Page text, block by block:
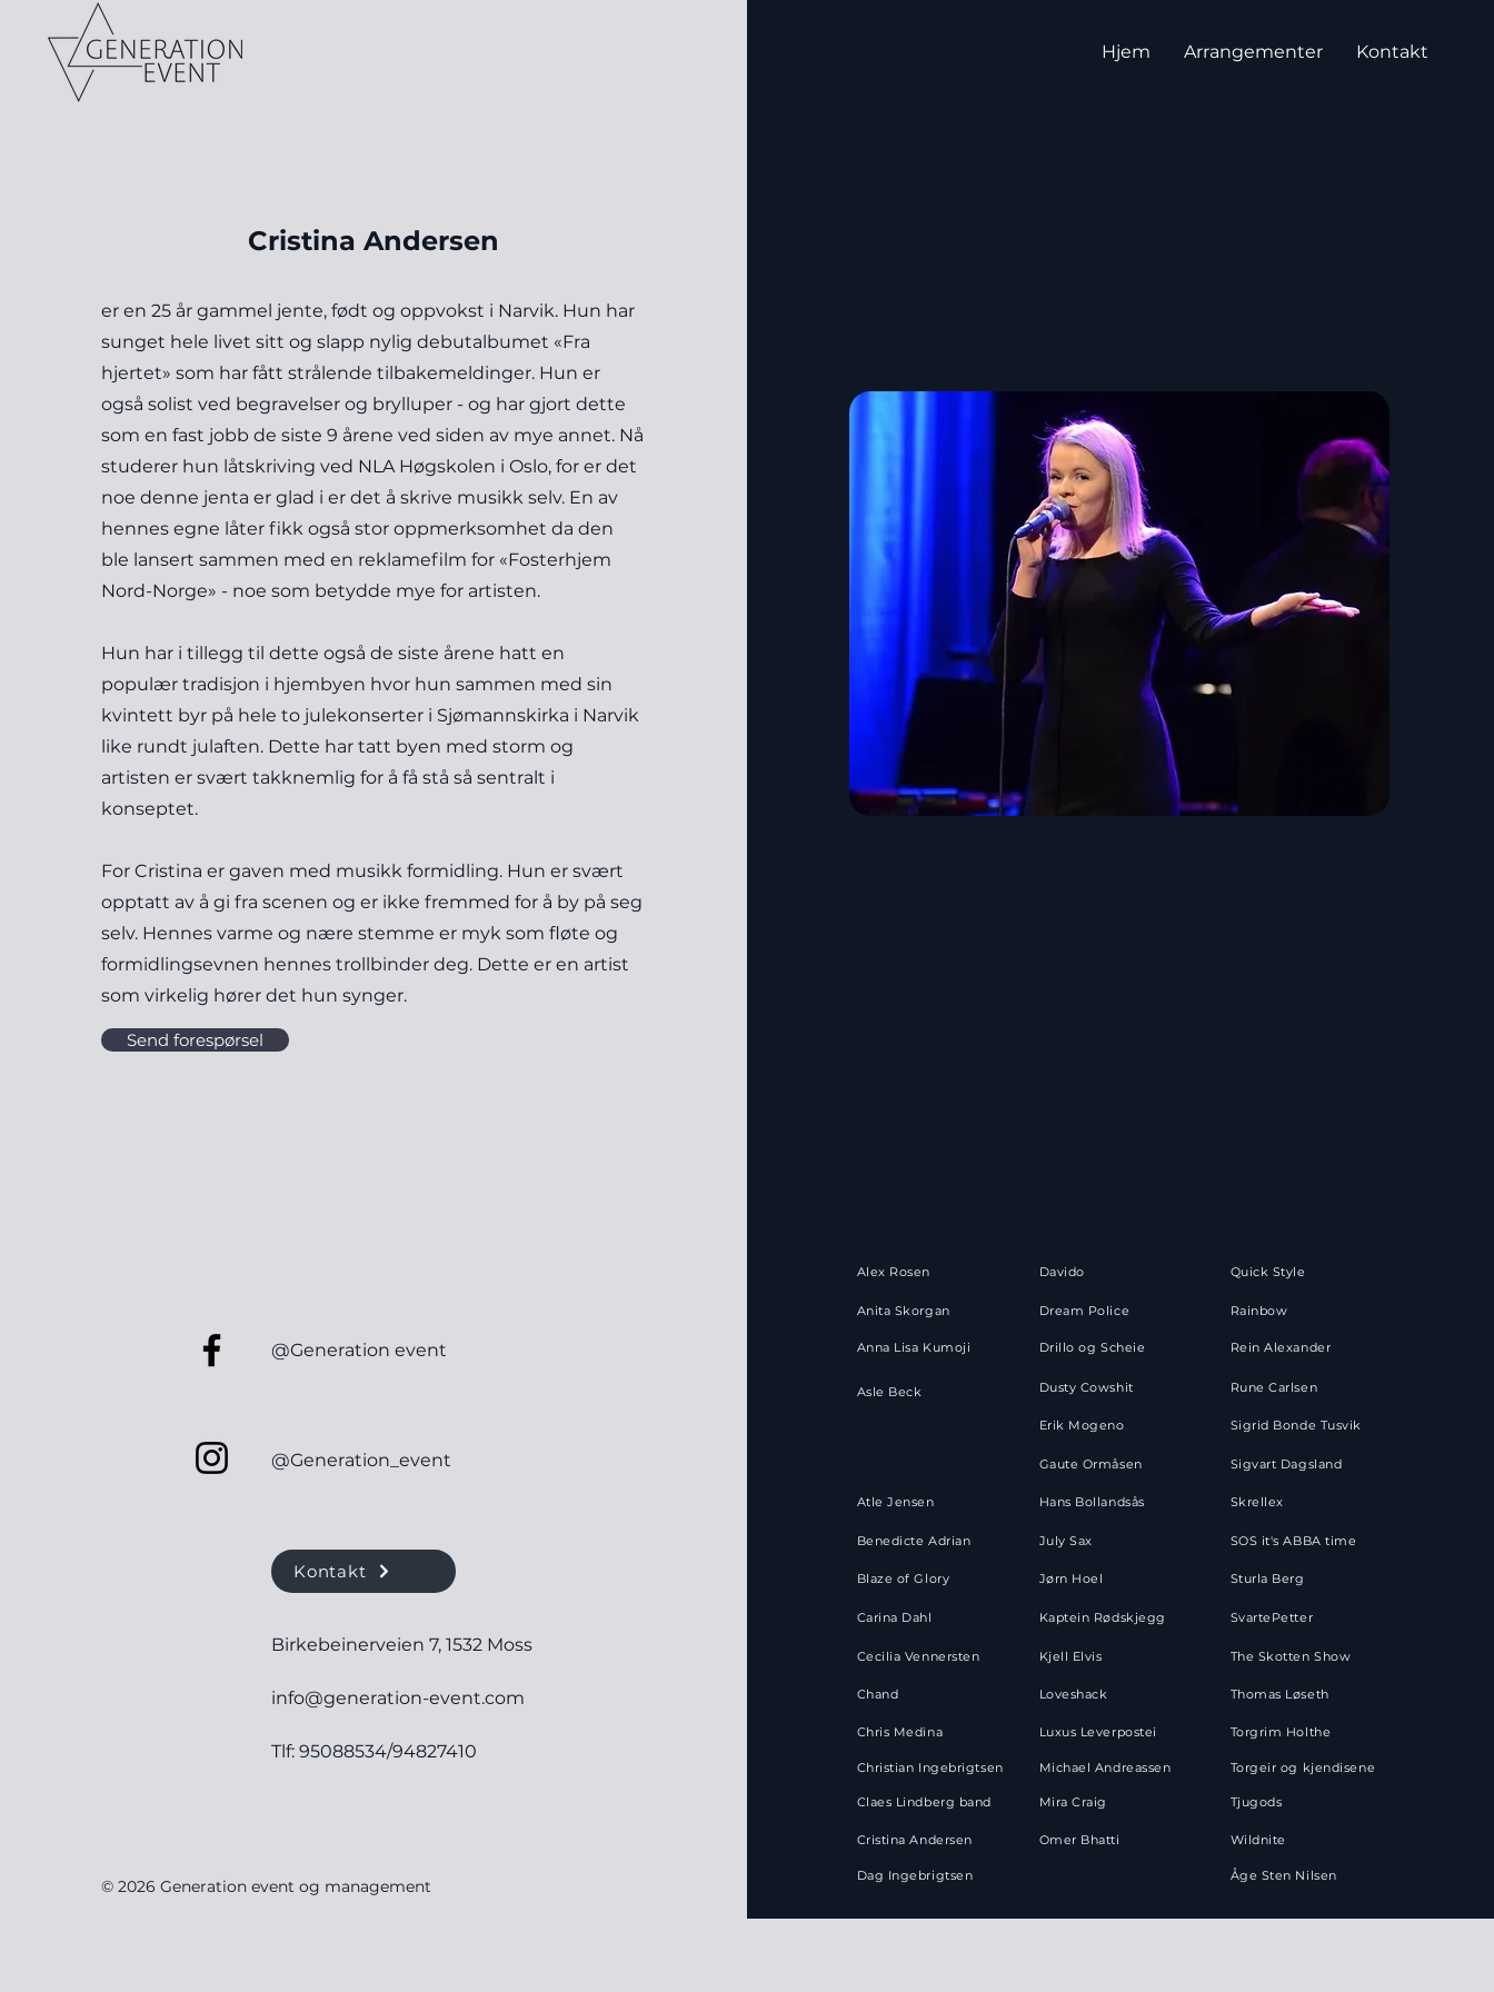
Hjem Arrangementer Kontakt
Cristina Andersen
er en 25 år gammel jente, født og oppvokst i Narvik. Hun har
sunget hele livet sitt og slapp nylig debutalbumet «Fra
hjertet» som har fått strålende tilbakemeldinger. Hun er
også solist ved begravelser og brylluper - og har gjort dette
som en fast jobb de siste 9 årene ved siden av mye annet. Nå
studerer hun låtskriving ved NLA Høgskolen i Oslo, for er det
noe denne jenta er glad i er det å skrive musikk selv. En av
hennes egne låter fikk også stor oppmerksomhet da den
ble lansert sammen med en reklamefilm for «Fosterhjem
Nord-Norge» - noe som betydde mye for artisten.
Hun har i tillegg til dette også de siste årene hatt en
populær tradisjon i hjembyen hvor hun sammen med sin
kvintett byr på hele to julekonserter i Sjømannskirka i Narvik
like rundt julaften. Dette har tatt byen med storm og
artisten er svært takknemlig for å få stå så sentralt i
konseptet.
For Cristina er gaven med musikk formidling. Hun er svært
opptatt av å gi fra scenen og er ikke fremmed for å by på seg
selv. Hennes varme og nære stemme er myk som fløte og
formidlingsevnen hennes trollbinder deg. Dette er en artist
som virkelig hører det hun synger. ​ ​
Send forespørsel
@Generation event
@Generation_event
Kontakt
Birkebeinerveien 7, 1532 Moss
info@generation-event.com
Tlf: 95088534/94827410
© 2026 Generation event og management
Alex Rosen
Anita Skorgan
Anna Lisa Kumoji
Davido
Dream Police
Drillo og Scheie
Asle Beck Dusty Cowshit
Erik Mogeno
Gaute Ormåsen
Atle Jensen
Benedicte Adrian
Blaze of Glory
Carina Dahl
Cecilia Vennersten
Chand
Chris Medina
Christian Ingebrigtsen
Claes Lindberg band
Cristina Andersen
Hans Bollandsås
July Sax
Jørn Hoel
Kaptein Rødskjegg
Kjell Elvis
Loveshack
Luxus Leverpostei
Michael Andreassen
Mira Craig
Omer Bhatti
Dag Ingebrigtsen
Quick Style
Rainbow
Rein Alexander
Rune Carlsen
Sigrid Bonde Tusvik
Sigvart Dagsland
Skrellex
SOS it's ABBA time
Sturla Berg
SvartePetter
The Skotten Show
Thomas Løseth
Torgrim Holthe
Torgeir og kjendisene
Tjugods
Wildnite
Åge Sten Nilsen